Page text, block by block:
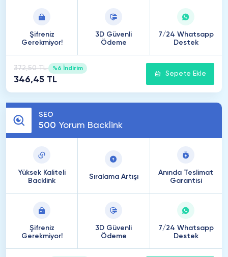
Şifreniz
Gerekmiyor!
3D Güvenli
Ödeme
7/24 Whatsapp
Destek
372,50 TL %6 İndirim
346,45 TL
Sepete Ekle
SEO
500 Yorum Backlink
Yüksek Kaliteli
Backlink
Sıralama Artışı
Anında Teslimat
Garantisi
Şifreniz
Gerekmiyor!
3D Güvenli
Ödeme
7/24 Whatsapp
Destek